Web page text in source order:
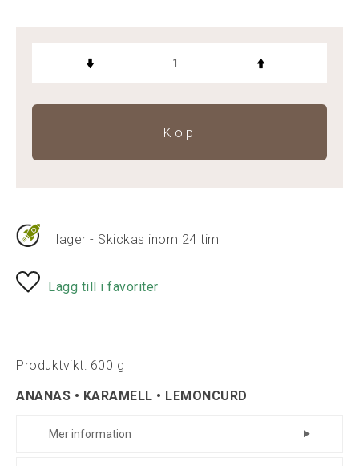
Köp
I lager - Skickas inom 24 tim
Lägg till i favoriter
Produktvikt: 600 g
ANANAS • KARAMELL • LEMONCURD
Mer information